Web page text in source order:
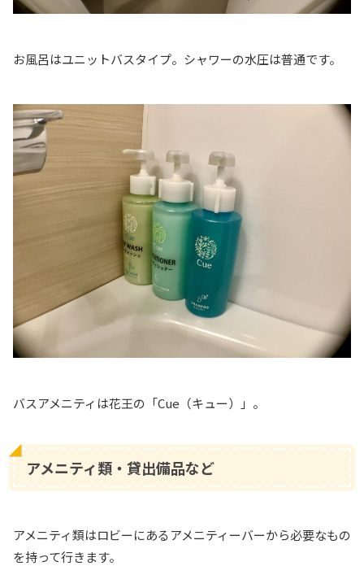
お風呂はユニットバスタイプ。シャワーの水圧は普通です。
バスアメニティは花王の「Cue（キュー）」。
アメニティ類・貸出備品など
アメニティ類はロビーにあるアメニティーバーから必要なもの
を持って行きます。